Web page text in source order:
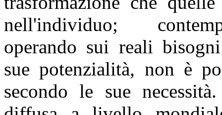
nell'individuo;
operando sui reali
sue potenzialità, non è
secondo le sue